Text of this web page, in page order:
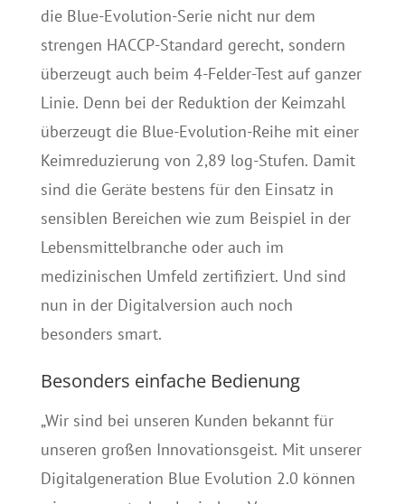
die Blue-Evolution-Serie nicht nur dem
strengen HACCP-Standard gerecht, sondern
überzeugt auch beim 4-Felder-Test auf ganzer
Linie. Denn bei der Reduktion der Keimzahl
überzeugt die Blue-Evolution-Reihe mit einer
Keimreduzierung von 2,89 log-Stufen. Damit
sind die Geräte bestens für den Einsatz in
sensiblen Bereichen wie zum Beispiel in der
Lebensmittelbranche oder auch im
medizinischen Umfeld zertifiziert. Und sind
nun in der Digitalversion auch noch
besonders smart.
Besonders einfache Bedienung
„Wir sind bei unseren Kunden bekannt für
unseren großen Innovationsgeist. Mit unserer
Digitalgeneration Blue Evolution 2.0 können